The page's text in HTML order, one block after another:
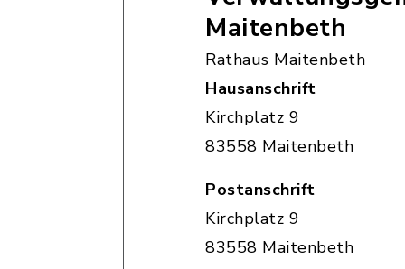
Maitenbeth
Rathaus Maitenbeth
Hausanschrift
Kirchplatz 9
83558 Maitenbeth
Postanschrift
Kirchplatz 9
83558 Maitenbeth